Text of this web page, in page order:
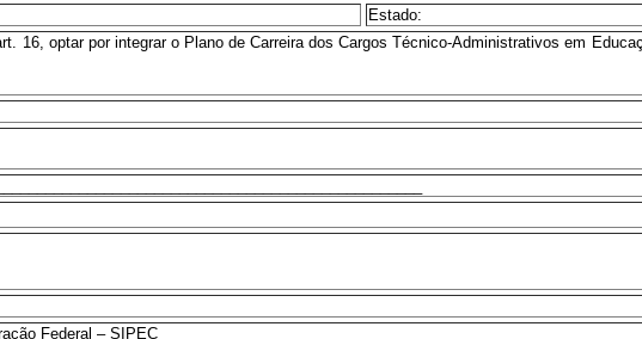
Estado:
16, optar por integrar o Plano de Carreira dos Cargos Técnico-Administrativos em
Federal – SIPEC